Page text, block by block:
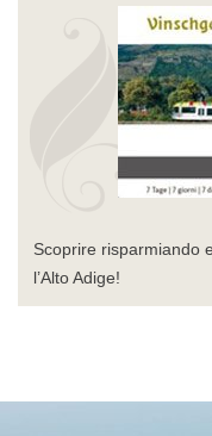
Scoprire risparmiando
l’Alto Adige!